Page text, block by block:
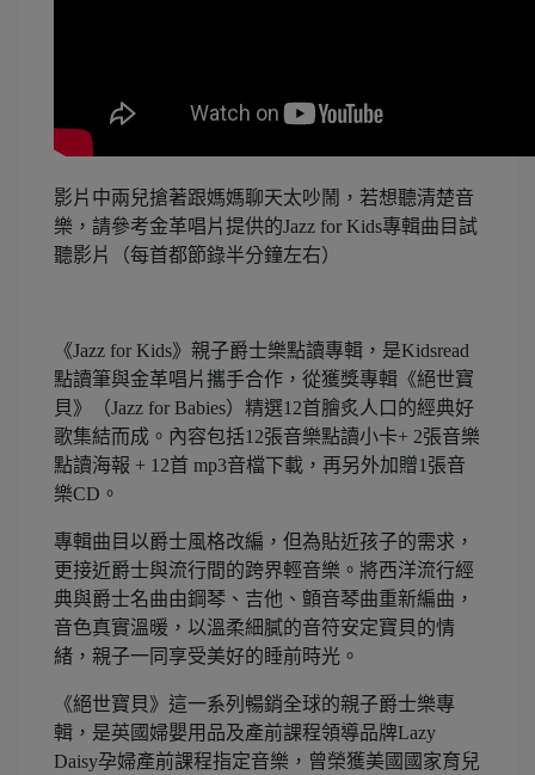
影片中兩兒搶著跟媽媽聊天太吵鬧，若想聽清楚音
樂，請參考金革唱片提供的Jazz for Kids專輯曲目試
聽影片（每首都節錄半分鐘左右）
《Jazz for Kids》親子爵士樂點讀專輯，是Kidsread
點讀筆與金革唱片攜手合作，從獲獎專輯《絕世寶
貝》（Jazz for Babies）精選12首膾炙人口的經典好
歌集結而成。內容包括12張音樂點讀小卡+ 2張音樂
點讀海報 + 12首 mp3音檔下載，再另外加贈1張音
樂CD。
專輯曲目以爵士風格改編，但為貼近孩子的需求，
更接近爵士與流行間的跨界輕音樂。將西洋流行經
典與爵士名曲由鋼琴、吉他、顫音琴曲重新編曲，
音色真實溫暖，以溫柔細膩的音符安定寶貝的情
緒，親子一同享受美好的睡前時光。
《絕世寶貝》這一系列暢銷全球的親子爵士樂專
輯，是英國婦嬰用品及產前課程領導品牌Lazy
Daisy孕婦產前課程指定音樂，曾榮獲美國國家育兒